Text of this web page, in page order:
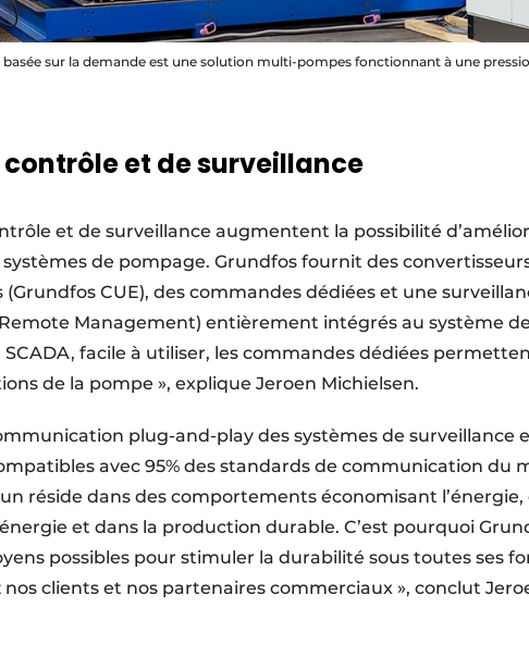
sur la demande est une solution multi-pompes fonctionnant à une
contrôle et de surveillance
et de surveillance augmentent la possibilité
de pompage. Grundfos fournit des
CUE), des commandes dédiées et une
Management) entièrement intégrés au système
SCADA, facile à utiliser, les commandes dédiées
de la pompe », explique Jeroen Michielsen.
plug-and-play des systèmes de surveillance
avec 95% des standards de communication du
réside dans des comportements économisant l’énergie,
et dans la production durable. C’est pourquoi
possibles pour stimuler la durabilité sous toutes ses
nos clients et nos partenaires commerciaux », conclut